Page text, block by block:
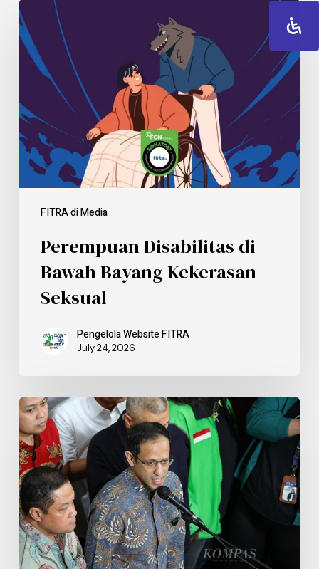
FITRA di Media
Perempuan Disabilitas di
Bawah Bayang Kekerasan
Seksual
Pengelola Website FITRA
July 24, 2026